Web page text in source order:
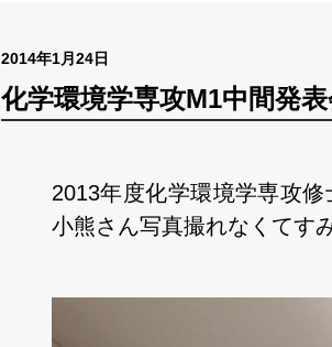
2014年1月24日
化学環境学専攻M1中間発
2013年度化学環境学専攻
小熊さん写真撮れなくてす